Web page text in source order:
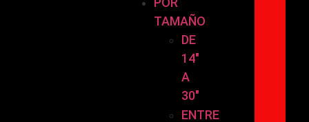
TAMAÑO
DE
14″
A
30″
ENTRE